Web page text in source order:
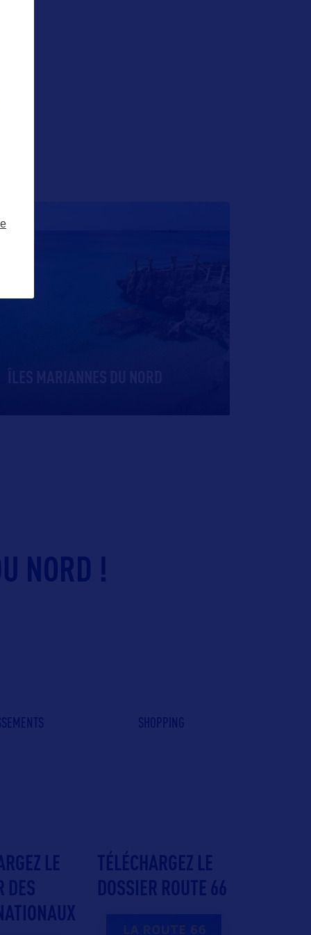
NORD !
SHOPPING
LE
DES
TÉLÉCHARGEZ LE
DOSSIER ROUTE 66